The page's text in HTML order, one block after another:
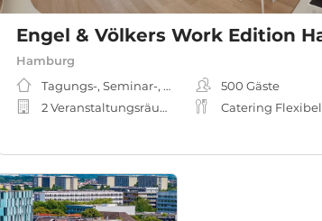
Hamburg
Tagungs-, Seminar-, Meeting-, Workshopraum
2 Veranstaltungsräume
500 Gäste
Catering Flexibel